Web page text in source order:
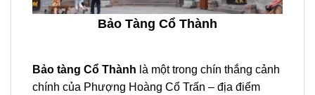
Bảo Tàng Cổ Thành
Bảo tàng Cổ Thành là một trong chín thắng cảnh
chính của Phượng Hoàng Cổ Trấn – địa điểm